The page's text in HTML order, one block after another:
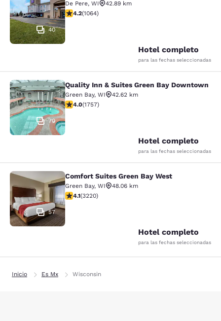
40
De Pere, WI
42.89 km
calificación de 4.2 estrellas. Excelente. 1064 reseñas
4.2(1064)
Hotel completo
para las fechas seleccionadas
Quality Inn & Suites Green Bay
70
Quality Inn & Suites Green Bay Downtown
Green Bay, WI
42.62 km
calificación de 4.04 estrellas. Muy bueno. 1757
4.0(1757)
Hotel completo
para las fechas seleccionadas
Comfort Suites Green Bay West
57
Comfort Suites Green Bay West
Green Bay, WI
48.06 km
calificación de 4.12 estrellas. Muy bueno. 3220
4.1(3220)
Hotel completo
para las fechas seleccionadas
Inicio Es Mx Wisconsin